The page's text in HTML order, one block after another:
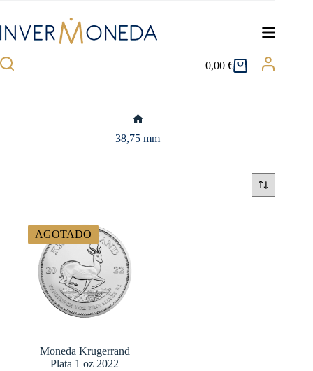
contenido
Carro
0,00€
38,75 mm
AGOTADO
Moneda Krugerrand
Plata 1 oz 2022